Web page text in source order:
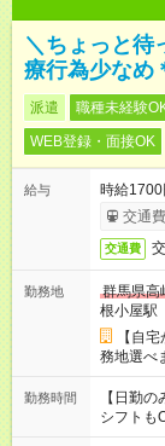
＼ちょっと待
療行為少なめ
派遣 職種未経験
WEB登録・面接OK
給与
時給
交通
交通費
勤務地
群馬県高
根小屋駅
【自
務地選べ
勤務時間
【日勤のみ】
シフト
「家族と